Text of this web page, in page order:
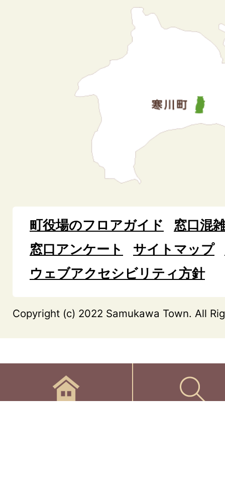
町役場のフロアガイド
窓口混
窓口アンケート
サイトマップ
ウェブアクセシビリティ方針
Copyright (c) 2022 Samukawa Town. All